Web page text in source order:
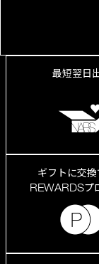
最短翌日
ギフトに交換
REWARDSプ